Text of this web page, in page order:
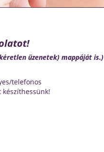
üzenetek) mappáját is.)
telefonos